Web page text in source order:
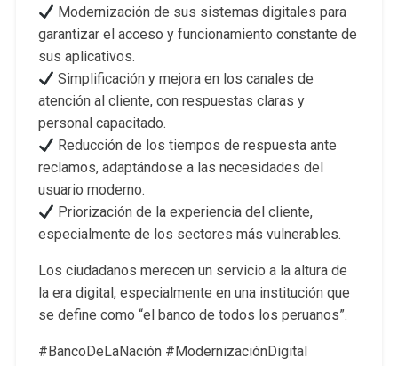
Modernización de sus sistemas digitales para
garantizar el acceso y funcionamiento constante de
sus aplicativos.
Simplificación y mejora en los canales de
atención al cliente, con respuestas claras y
personal capacitado.
Reducción de los tiempos de respuesta ante
reclamos, adaptándose a las necesidades del
usuario moderno.
Priorización de la experiencia del cliente,
especialmente de los sectores más vulnerables.
Los ciudadanos merecen un servicio a la altura de
la era digital, especialmente en una institución que
se define como “el banco de todos los peruanos”.
#BancoDeLaNación #ModernizaciónDigital